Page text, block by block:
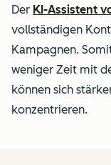
Der KI-Assistent
vollständigen
Kampagnen.
weniger Zeit mit
können sich
konzentrieren.